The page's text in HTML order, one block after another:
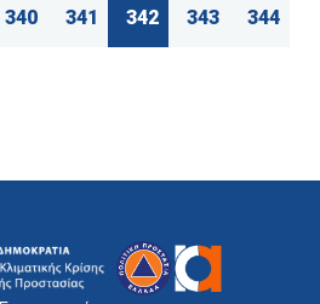
340 341 342 343 344